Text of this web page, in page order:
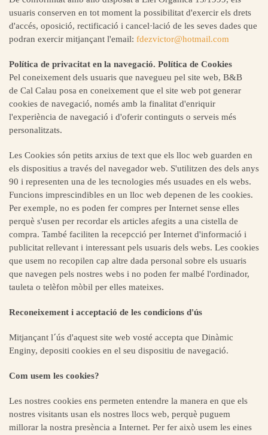
usuaris conserven en tot moment la possibilitat ‎d'exercir els drets
d'accés, oposició, rectificació i cancel·lació de les seves dades que
podran exercir mitjançant ‎l'email: fdezvictor@hotmail.com
Política de privacitat en la navegació. Política de Cookies
Pel coneixement dels usuaris que navegueu pel site web, B&B
de Cal Calau posa en coneixement que el site ‎web pot generar
cookies de navegació, només amb la finalitat d'enriquir
l'experiència de navegació i ‎d'oferir continguts o serveis més
personalitzats.‎
Les Cookies són petits arxius de text que els lloc web guarden en
els dispositius a través del navegador web. S'utilitzen des dels anys
90 i representen una de les tecnologies més usuades en els webs.
Funcions imprescindibles en un lloc web depenen de les cookies.
Per exemple, no es poden fer compres per Internet sense elles
perquè s'usen per recordar els articles afegits a una cistella de
compra. També faciliten la recepcció per Internet d'informació i
publicitat rellevant i interessant pels usuaris dels webs. Les cookies
que usem no recopilen cap altre dada personal sobre els usuaris
que navegen pels nostres webs i no poden fer malbé l'ordinador,
tauleta o telèfon mòbil per elles mateixes.
Reconeixement i acceptació de les condicions d'ús
Mitjançant l´ús d'aquest site web vosté accepta que Dinàmic
Enginy, depositi cookies en el seu dispositiu de navegació.
Com usem les cookies?
Les nostres cookies ens permeten entendre la manera en que els
nostres visitants usan els nostres llocs web, perquè puguem
millorar la nostra presència a Internet. Per fer això usem les eines